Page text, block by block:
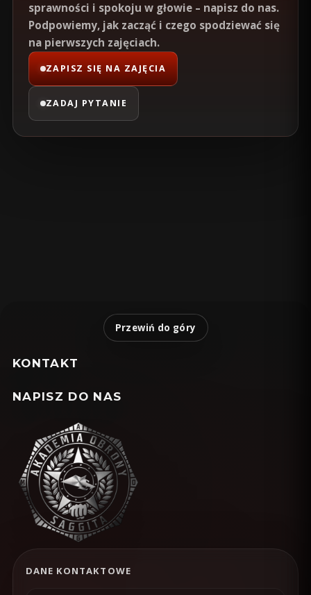
sprawności i spokoju w głowie – napisz do nas.
Podpowiemy, jak zacząć i czego spodziewać się
na pierwszych zajęciach.
ZAPISZ SIĘ NA ZAJĘCIA
ZADAJ PYTANIE
Przewiń do góry
KONTAKT
NAPISZ DO NAS
DANE KONTAKTOWE